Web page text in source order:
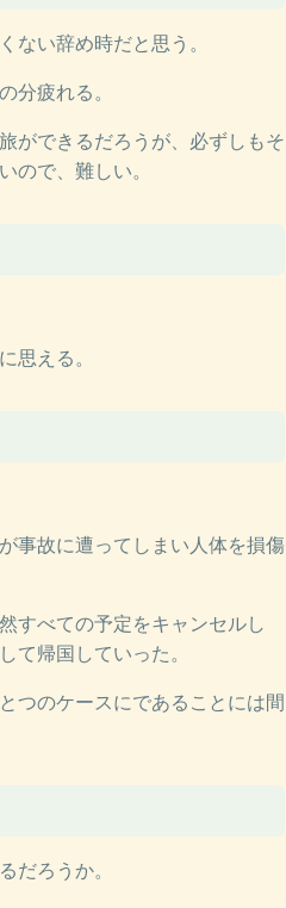
ない辞め時だと思う。
分疲れる。
ができるだろうが、必ずしもそ
ので、難しい。
思える。
事故に遭ってしまい人体を損傷
すべての予定をキャンセルし
て帰国していった。
つのケースにであることには間
だろうか。